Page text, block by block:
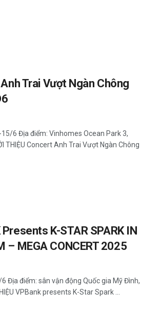
Trai Vượt Ngàn Chông
6 Địa điểm: Vinhomes Ocean Park 3,
THIỆU Concert Anh Trai Vượt Ngàn Chông
K-STAR SPARK IN
– MEGA CONCERT 2025
Địa điểm: sân vận động Quốc gia Mỹ Đình,
VPBank presents K-Star Spark ...